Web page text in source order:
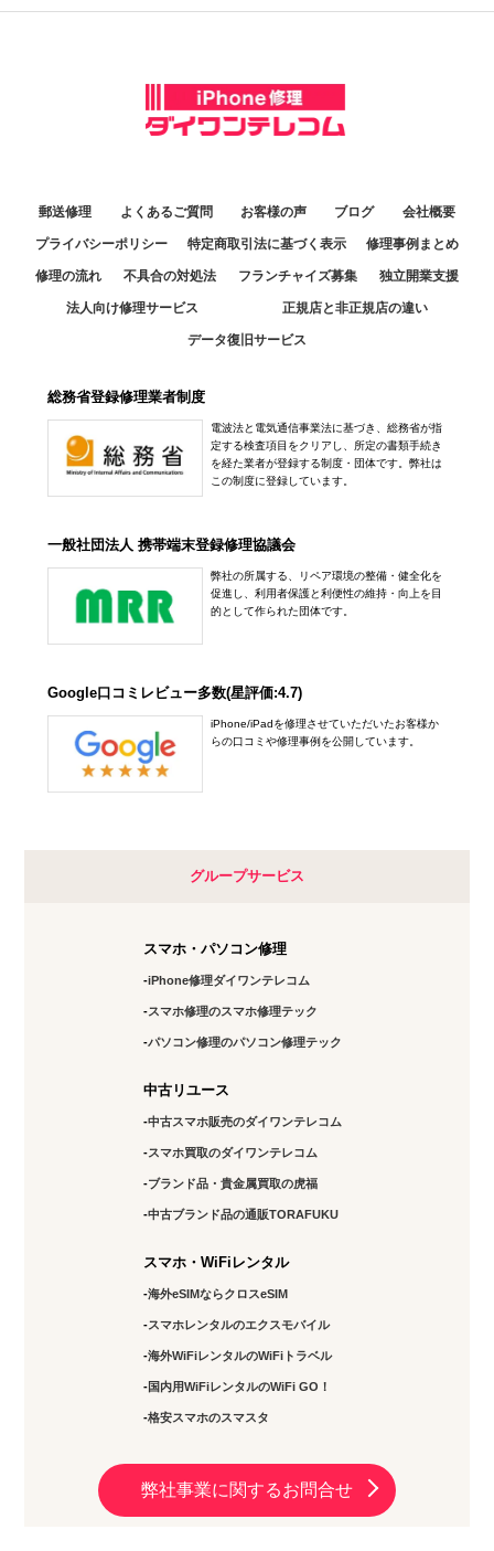
郵送修理 よくあるご質問 お客様の声 ブログ 会社概要
プライバシーポリシー 特定商取引法に基づく表示 修理事例まとめ
修理の流れ 不具合の対処法 フランチャイズ募集 独立開業支援
法人向け修理サービス 正規店と非正規店の違い
データ復旧サービス
総務省登録修理業者制度
電波法と電気通信事業法に基づき、総務省が指
定する検査項目をクリアし、所定の書類手続き
を経た業者が登録する制度・団体です。弊社は
この制度に登録しています。
一般社団法人 携帯端末登録修理協議会
弊社の所属する、リペア環境の整備・健全化を
促進し、利用者保護と利便性の維持・向上を目
的として作られた団体です。
Google口コミレビュー多数(星評価:4.7)
iPhone/iPadを修理させていただいたお客様か
らの口コミや修理事例を公開しています。
グループサービス
スマホ・パソコン修理
iPhone修理ダイワンテレコム
スマホ修理のスマホ修理テック
パソコン修理のパソコン修理テック
中古リユース
中古スマホ販売のダイワンテレコム
スマホ買取のダイワンテレコム
ブランド品・貴金属買取の虎福
中古ブランド品の通販TORAFUKU
スマホ・WiFiレンタル
海外eSIMならクロスeSIM
スマホレンタルのエクスモバイル
海外WiFiレンタルのWiFiトラベル
国内用WiFiレンタルのWiFi GO！
格安スマホのスマスタ
弊社事業に関するお問合せ